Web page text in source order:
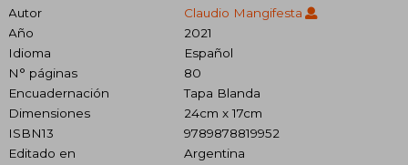
Autor
Claudio Mangifesta
Año
2021
Idioma
Español
N° páginas
80
Encuadernación
Tapa Blanda
Dimensiones
24cm x 17cm
ISBN13
9789878819952
Editado en
Argentina